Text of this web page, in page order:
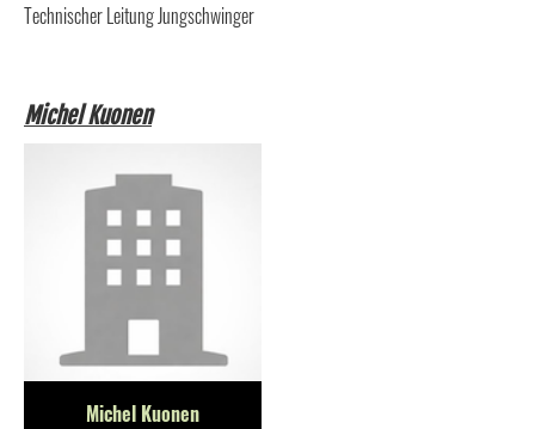
Technischer Leitung Jungschwinger
Michel Kuonen
Michel Kuonen